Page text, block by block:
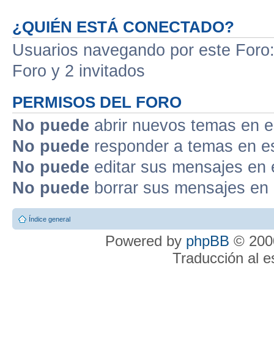
¿QUIÉN ESTÁ CONECTADO?
Usuarios navegando por este
Foro y 2 invitados
PERMISOS DEL FORO
No puede abrir nuevos temas en
No puede responder a temas en
No puede editar sus mensajes en
No puede borrar sus mensajes
Índice general
Powered by phpBB ©
Traducción al